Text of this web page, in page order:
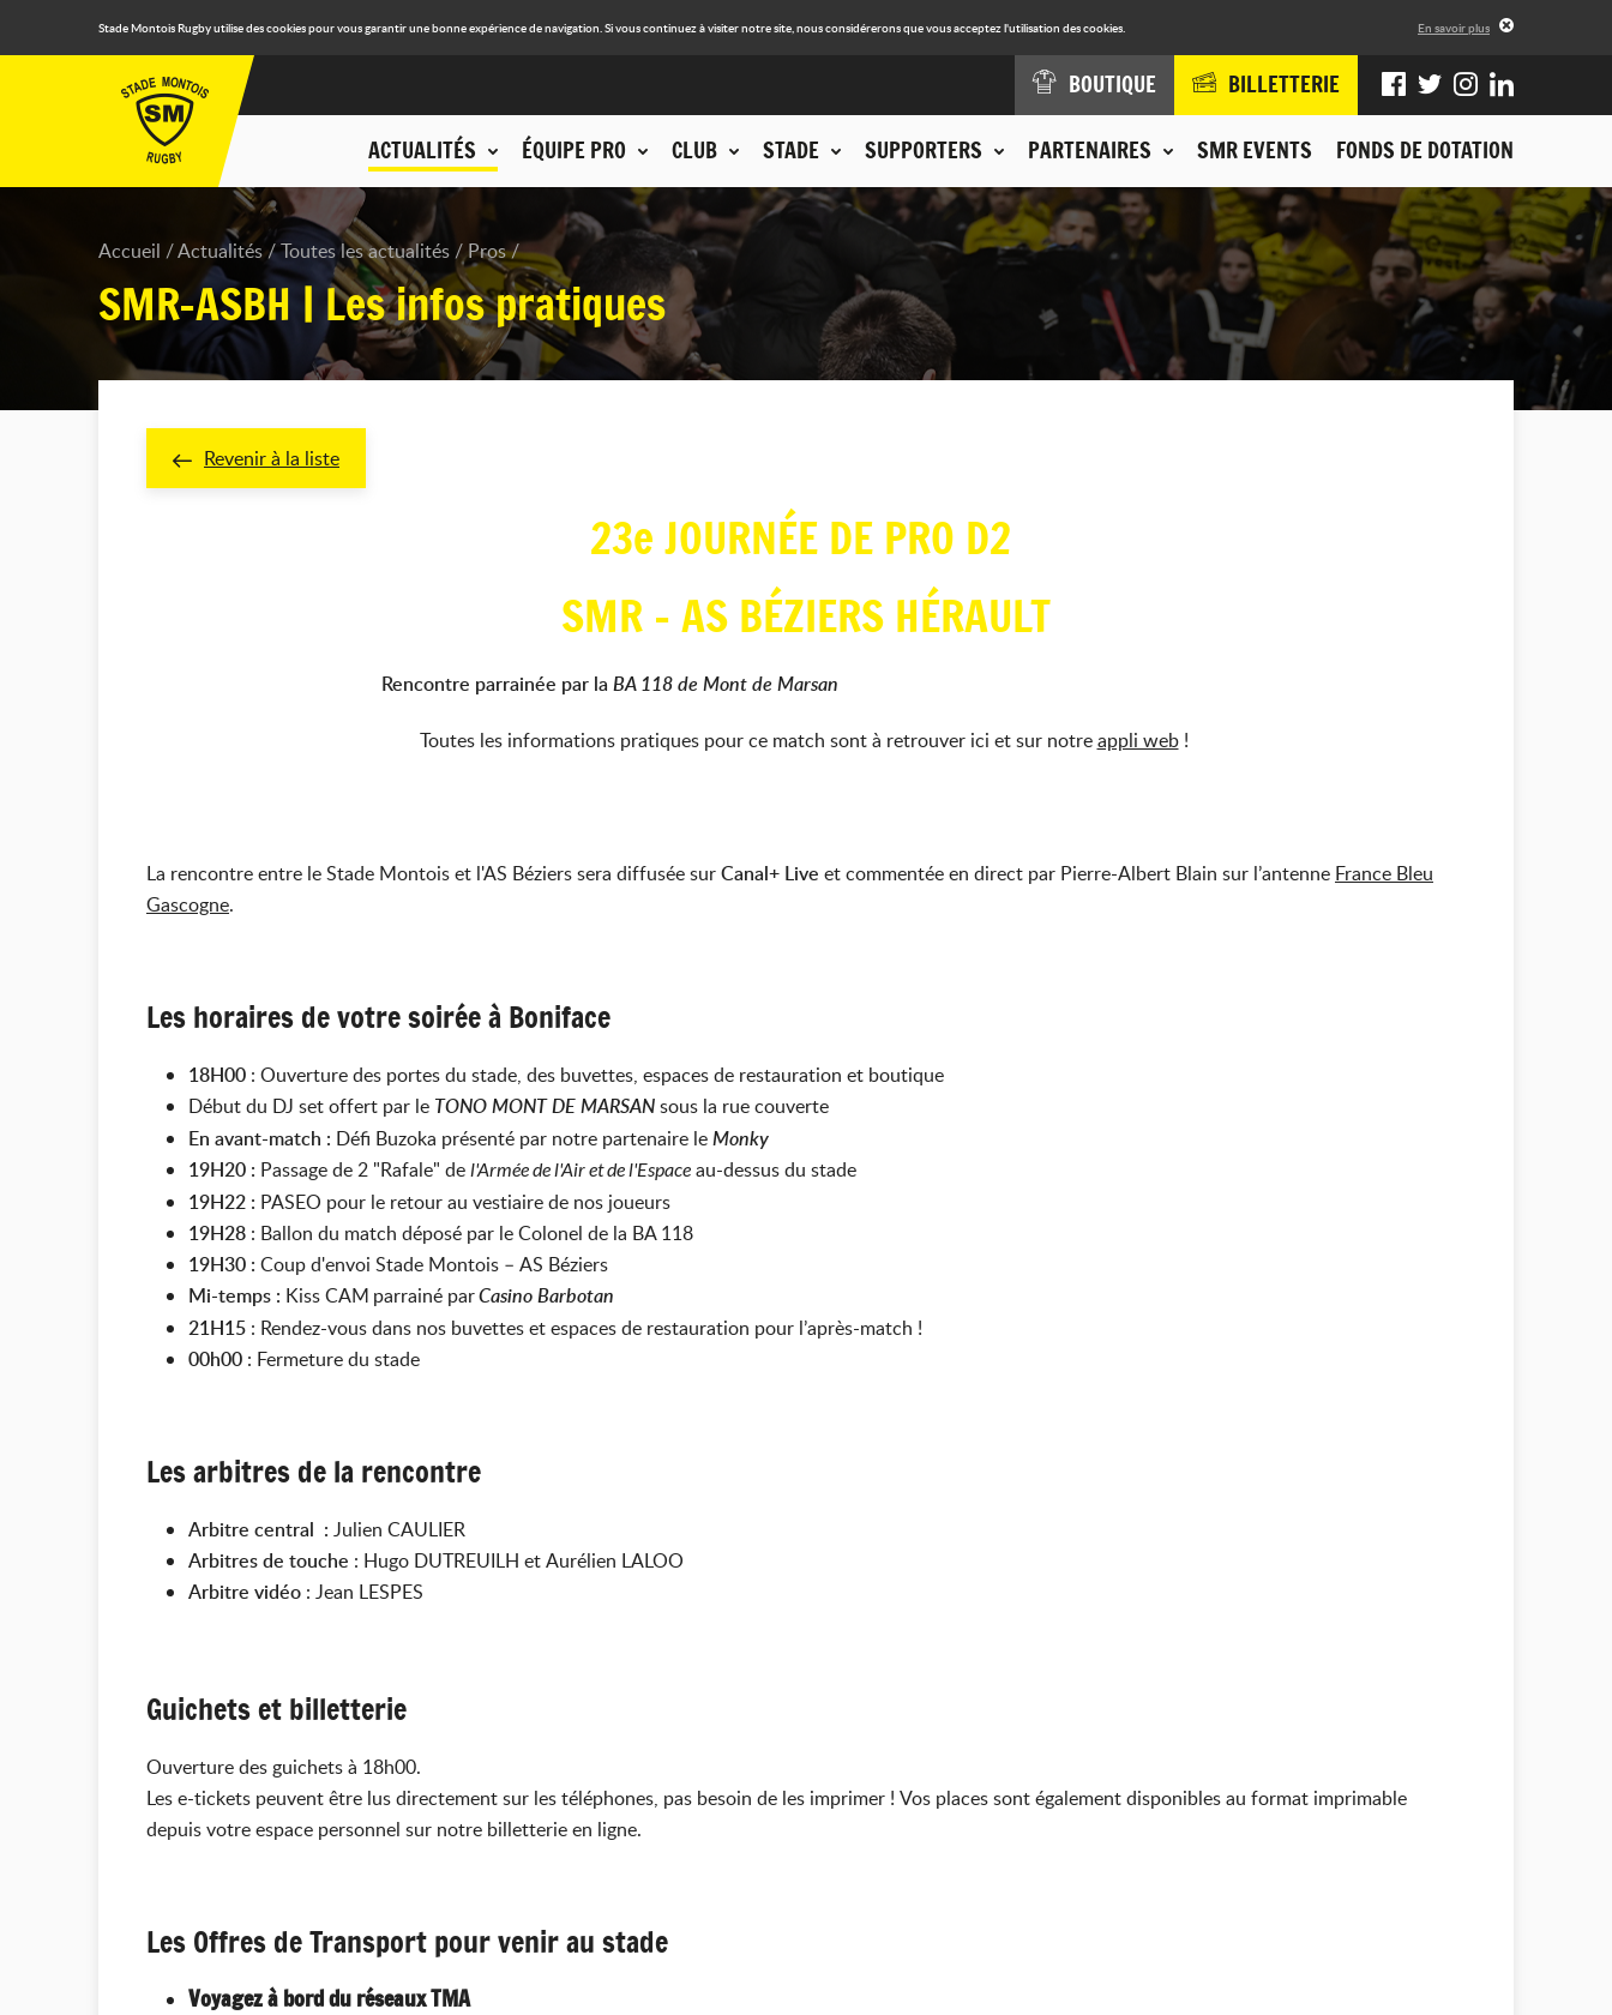
Stade Montois Rugby utilise des cookies pour vous garantir une bonne expérience de navigation. Si vous continuez à visiter notre site, nous considérerons que vous acceptez l'utilisation des cookies. En savoir plus
ACTUALITÉS ÉQUIPE PRO CLUB STADE SUPPORTERS PARTENAIRES SMR EVENTS FONDS DE DOTATION
BOUTIQUE BILLETTERIE
Accueil Actualités Toutes les actualités Pros
SMR-ASBH | Les infos pratiques
Revenir à la liste
23e JOURNÉE DE PRO D2
SMR - AS BÉZIERS HÉRAULT
Rencontre parrainée par la BA 118 de Mont de Marsan
Toutes les informations pratiques pour ce match sont à retrouver ici et sur notreappli web!
La rencontre entre leStade Montois et l'AS Béziers sera diffusée surCanal+ Live et commentée en direct par Pierre-Albert Blain sur l’antenne France Bleu
Gascogne.
Les horaires de votre soirée à Boniface
18H00 : Ouverture des portes du stade, des buvettes, espaces de restauration et boutique
Début du DJ set offert par le TONO MONT DE MARSANsous la rue couverte
En avant-match : Défi Buzoka présenté par notre partenaire leMonky
19H20 : Passage de 2 "Rafale" de l'Armée de l'Air et de l'Espace au-dessus du stade
19H22 : PASEO pour le retour au vestiaire de nos joueurs
19H28 : Ballon du match déposé par le Colonel de la BA 118
19H30 : Coup d'envoi Stade Montois – AS Béziers
Mi-temps : Kiss CAM parrainé parCasino Barbotan
21H15 : Rendez-vous dans nos buvettes et espaces de restauration pour l’après-match !
00h00 : Fermeture du stade
Les arbitres de la rencontre
Arbitre central : Julien CAULIER
Arbitres de touche : Hugo DUTREUILH et Aurélien LALOO
Arbitre vidéo : Jean LESPES
Guichets et billetterie
Ouverture des guichets à 18h00.
Les e-tickets peuvent être lus directement sur les téléphones, pas besoin de les imprimer ! Vos places sont également disponibles au format imprimable
depuis votre espace personnel sur notre billetterie en ligne.
Les Offres de Transport pour venir au stade
Voyagez à bord du réseaux TMA